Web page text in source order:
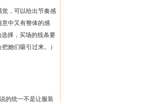
，可以给出节奏感
中又有整体的感
择，买场的线条要
她们吸引过来。）
的统一不是让服装